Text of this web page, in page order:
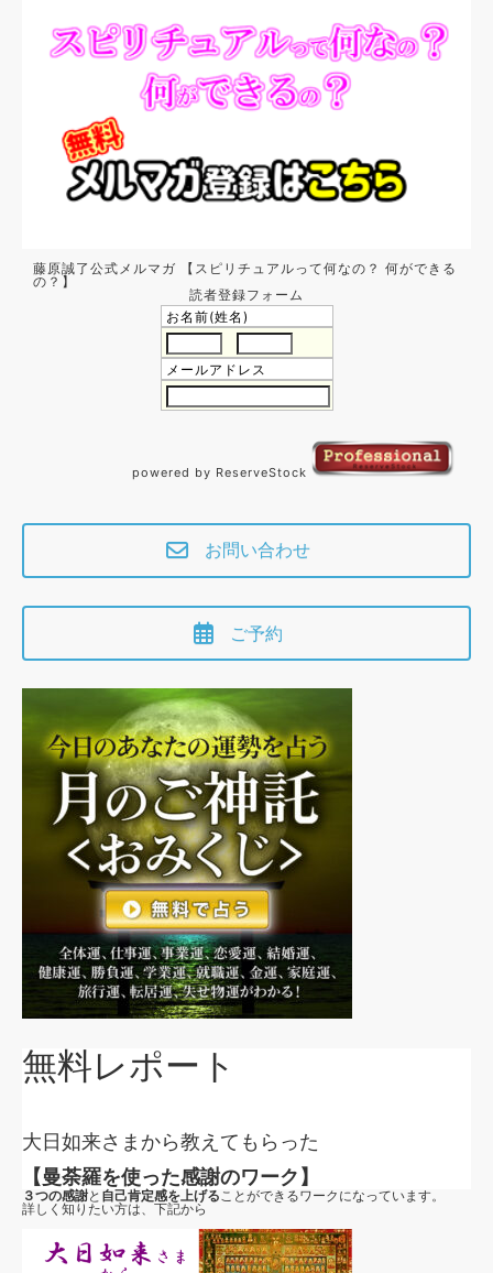
藤原誠了公式メルマガ 【スピリチュアルって何なの？ 何ができる
の？】
読者登録フォーム
お名前(姓名)
メールアドレス
powered by ReserveStock
お問い合わせ
ご予約
無料レポート
大日如来さまから教えてもらった
【曼荼羅を使った感謝のワーク】
３つの感謝と 自己肯定感を上げることができるワークになっています。
詳しく知りたい方は、下記から